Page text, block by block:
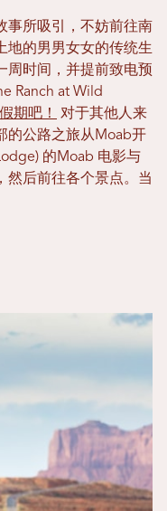
事所吸引，不妨前往南
地的男男女女的传统生
周时间，并提前致电预
Ranch at Wild
期吧！
对于其他人来
的公路之旅从Moab开
的Moab 电影与
然后前往各个景点。当